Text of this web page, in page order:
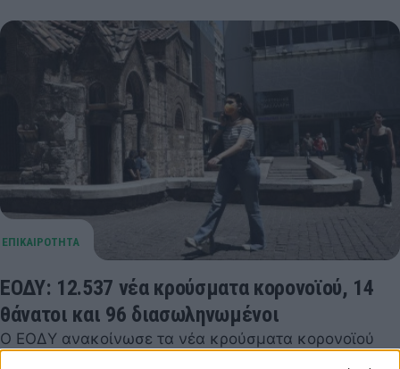
ΕΟΔΥ: 12.537 νέα κρούσματα κορονοϊού, 14
θάνατοι και 96 διασωληνωμένοι
Ο ΕΟΔΥ ανακοίνωσε τα νέα κρούσματα κορονοϊού